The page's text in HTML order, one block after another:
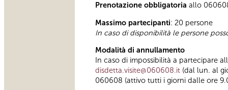
Prenotazione obbligatoria allo
Massimo partecipanti: 20 persone
In caso di disponibilità le persone
Modalità di annullamento
In caso di impossibilità a partecipare
disdetta.visite@060608.it (dal lun. al
060608 (attivo tutti i giorni dalle ore